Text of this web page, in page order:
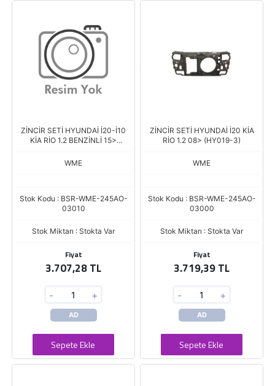
ZİNCİR SETİ HYUNDAİ İ20-İ10
KİA RİO 1.2 BENZİNLİ 15>
WME
Stok Kodu : BSR-WME-245AO-
03010
Stok Miktarı : Stokta Var
Fiyat
3.707,28 TL
- +
AD
Sepete Ekle
ZİNCİR SETİ HYUNDAİ İ20 KİA
RİO 1.2 08> (HY019-3)
WME
Stok Kodu : BSR-WME-245AO-
03000
Stok Miktarı : Stokta Var
Fiyat
3.719,39 TL
- +
AD
Sepete Ekle